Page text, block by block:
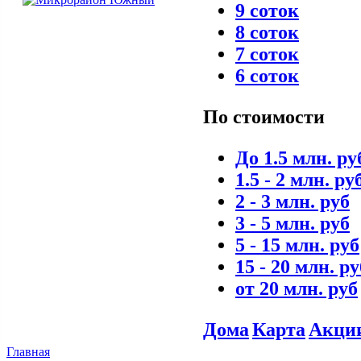
9 соток
8 соток
7 соток
6 соток
По стоимости
До 1.5 млн.
1.5 - 2 млн.
2 - 3 млн. руб
3 - 5 млн. руб
5 - 15 млн. руб
15 - 20 млн.
от 20 млн. руб
ДомаКарта
Главная